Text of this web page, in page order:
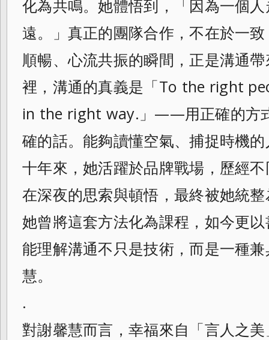
化為共鳴。她體悟到，「因為一個
遠。」真正的團隊合作，不在於一
順暢、心流共振的瞬間，正是溝通
裡，溝通的真義是「To the right
in the right way.」——用正確的方
確的話。能夠讀懂空氣、捕捉時機
十年來，她活躍於品牌戰場，歷經
在深夜的思索與頓悟，最終被她統
她曾將這套方法化為課程，如今更
能理解溝通不只是技術，而是一種
慧。
.
對謝馨慧而言，幸福來自「言人之